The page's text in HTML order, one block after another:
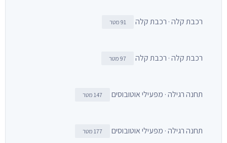
רכבת קלה · רכבת קלה 91 מטר
רכבת קלה · רכבת קלה 97 מטר
תחנה רגילה · מפעילי אוטובוסים 147 מטר
תחנה רגילה · מפעילי אוטובוסים 177 מטר